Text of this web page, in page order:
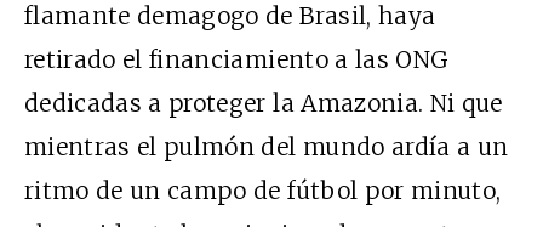
flamante demagogo de Brasil, haya
retirado el financiamiento a las ONG
dedicadas a proteger la Amazonia. Ni que
mientras el pulmón del mundo ardía a un
ritmo de un campo de fútbol por minuto,